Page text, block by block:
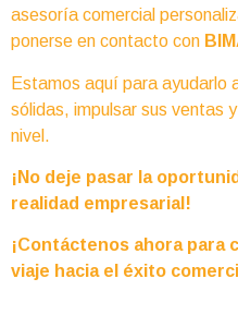
asesoría comercial
ponerse en contacto con
Estamos aquí para ayudarlo
sólidas, impulsar sus ventas
nivel.
¡No deje pasar la
realidad empresarial!
¡Contáctenos ahora para
viaje hacia el éxito